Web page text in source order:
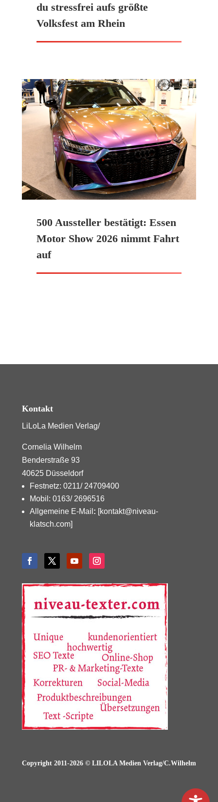
du stressfrei aufs größte
Volksfest am Rhein
500 Aussteller bestätigt: Essen
Motor Show 2026 nimmt Fahrt
auf
Kontakt
LiLoLa Medien Verlag/
Cornelia Wilhelm
Benderstraße 93
40625 Düsseldorf
Festnetz: 0211/ 24709400
Mobil: 0163/ 2696516
Allgemeine E-Mail : [kontakt@niveau-
klatsch.com]
Copyright 2011-2026 © LILOLA Medien Verlag/C.Wilhelm